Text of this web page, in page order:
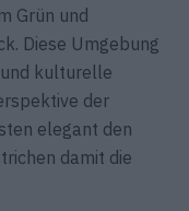
Grün und
Diese Umgebung
kulturelle
der
elegant den
damit die